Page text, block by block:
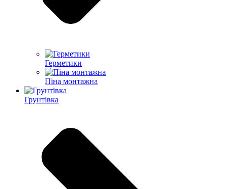
Герметики
Піна монтажна
Грунтівка